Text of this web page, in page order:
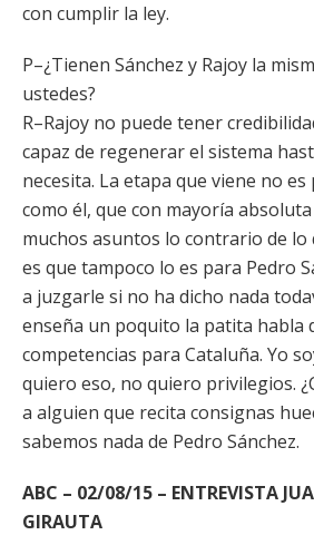
con cumplir la ley.
P–¿Tienen Sánchez y Rajoy la
ustedes?
R–Rajoy no puede tener
capaz de regenerar el sistema
necesita. La etapa que viene no
como él, que con mayoría
muchos asuntos lo contrario de
es que tampoco lo es para Pedro
a juzgarle si no ha dicho nada
enseña un poquito la patita habla
competencias para Cataluña. Yo
quiero eso, no quiero privilegios.
a alguien que recita consignas
sabemos nada de Pedro Sánchez.
ABC – 02/08/15 – ENTREVISTA
GIRAUTA